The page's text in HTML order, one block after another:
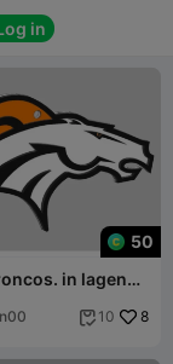
in
50
in lagen
te kunnen
 10 8